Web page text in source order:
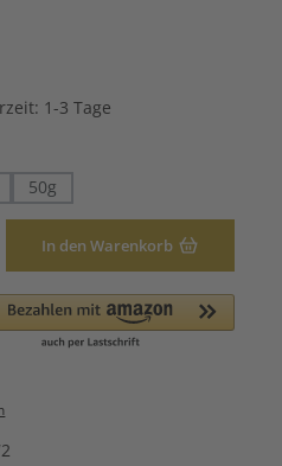
von 5 von 5 Sternen
1-3 Tage
50g
In den Warenkorb